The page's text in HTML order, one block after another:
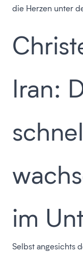
die Herzen unter
Iran:
im
Selbst angesichts